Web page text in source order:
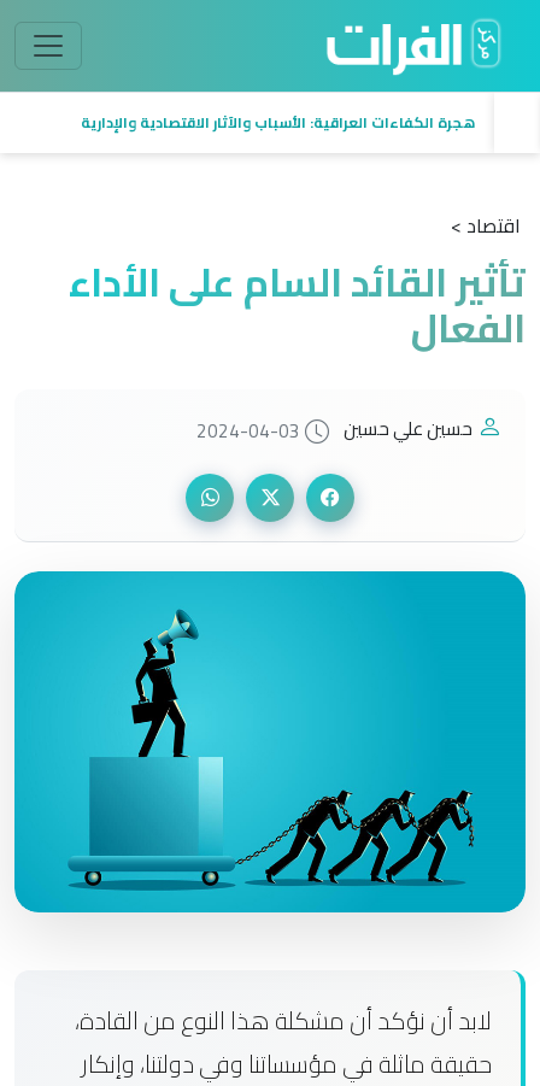
هجرة الكفاءات العراقية: الأسباب والآثار الاقتصادية والإدارية
اقتصاد >
تأثير القائد السام على الأداء
الفعال
حسين علي حسين 2024-04-03
لابد أن نؤكد أن مشكلة هذا النوع من القادة،
حقيقة ماثلة في مؤسساتنا وفي دولتنا، وإنكار